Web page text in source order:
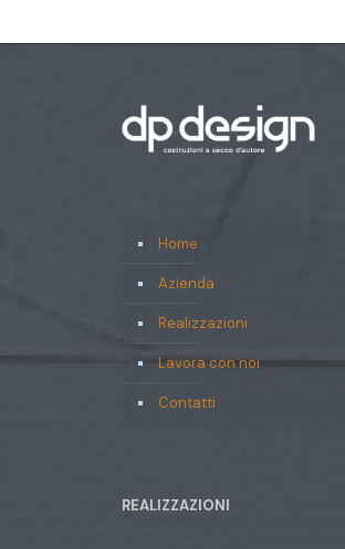
Home
Azienda
Realizzazioni
Lavora con noi
Contatti
REALIZZAZIONI